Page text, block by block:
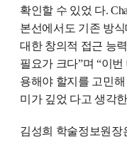
확인할 수 있었 다.
본선에서도 기존 방
대한 창의적 접근 능
필요가 크다”며 “이
용해야 할지를 고민
미가 깊었 다고 생각
김성희 학술정보원장